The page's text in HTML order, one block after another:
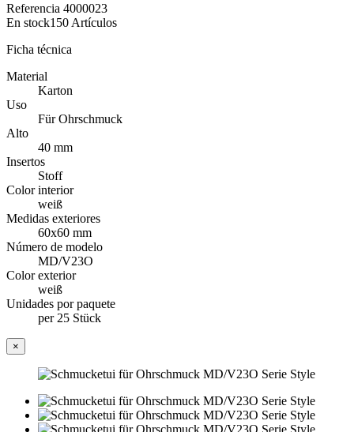
Referencia 4000023
En stock150 Artículos
Ficha técnica
Material
Karton
Uso
Für Ohrschmuck
Alto
40 mm
Insertos
Stoff
Color interior
weiß
Medidas exteriores
60x60 mm
Número de modelo
MD/V23O
Color exterior
weiß
Unidades por paquete
per 25 Stück
×